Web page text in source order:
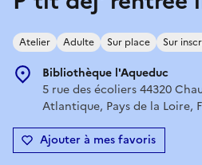
Atelier Adulte Sur place Sur
Bibliothèque l'Aqueduc
5 rue des écoliers 44320
Atlantique, Pays de la Loire,
Ajouter à mes favoris